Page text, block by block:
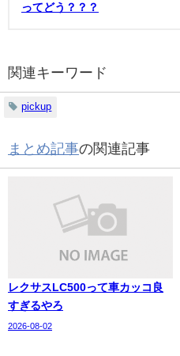
ってどう？？？
関連キーワード
pickup
まとめ記事の関連記事
レクサスLC500って車カッコ良
すぎるやろ
2026-08-02